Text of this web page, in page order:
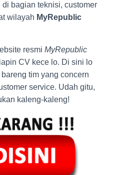
bagian teknisi, customer
wilayah MyRepublic
resmi MyRepublic
CV kece lo. Di sini lo
tim yang concern
service. Udah gitu,
kaleng-kaleng!